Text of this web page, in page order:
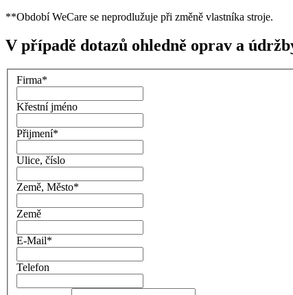
**Období WeCare se neprodlužuje při změně vlastníka stroje.
V případě dotazů ohledně oprav a
Firma*
Křestní jméno
Přijmení*
Ulice, číslo
Země, Město*
Země
E-Mail*
Telefon